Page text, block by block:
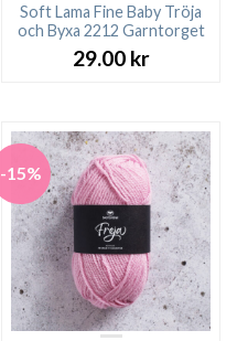
Soft Lama Fine Baby Tröja
och Byxa 2212 Garntorget
29.00 kr
-15%